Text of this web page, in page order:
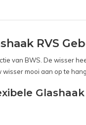
RVS
van BWS. De wisser
mooi aan op te